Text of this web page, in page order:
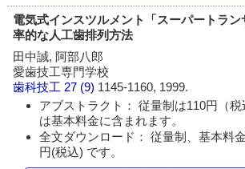
電気式インスツルメント「スーパートラ
率的な人工歯排列方法
田中誠, 阿部八郎
愛歯技工専門学校
歯科技工 27 (9) 1145-1160, 1999.
アブストラクト： 従量制は110円（税
は基本料金に含まれます。
全文ダウンロード： 従量制、基本料
円(税込) です。